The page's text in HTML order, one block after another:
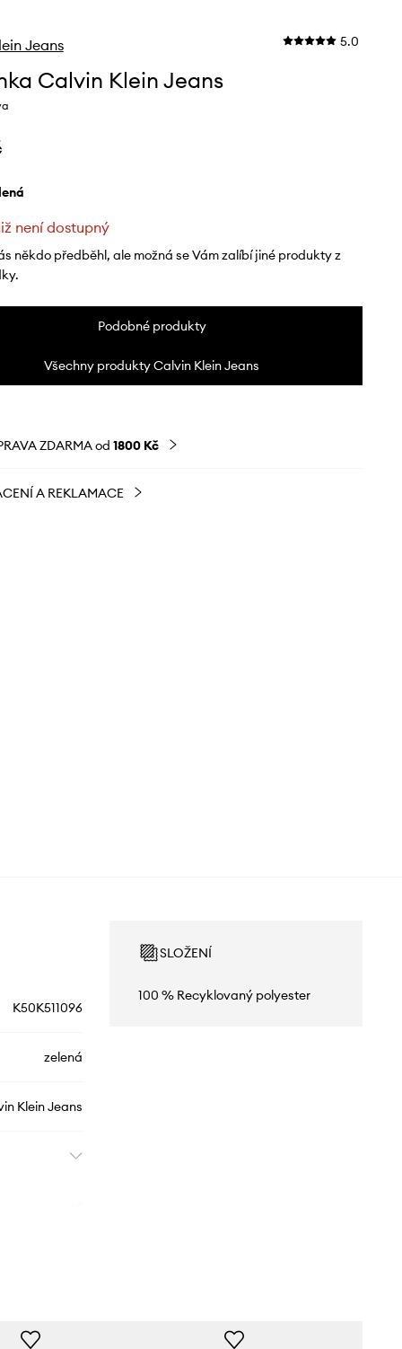
Jeans 5.0
Calvin Klein Jeans
není dostupný
někdo předběhl, ale možná se Vám zalíbí jiné produkty z
Podobné produkty
Všechny produkty Calvin Klein Jeans
ZDARMA od 1800 Kč
A REKLAMACE
K50K511096
zelená
Klein Jeans
SLOŽENÍ
100 % Recyklovaný polyester